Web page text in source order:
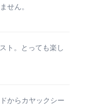
せん。
ト。とっても楽し
からカヤックシー